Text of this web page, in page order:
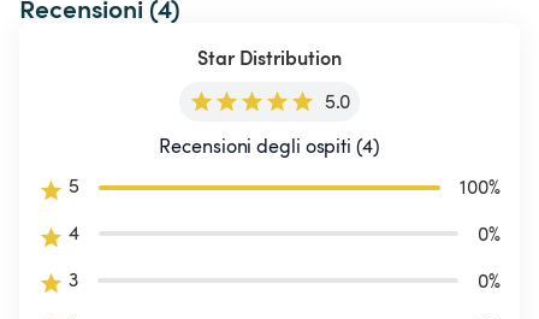
Recensioni (4)
Star Distribution
5.0
Recensioni degli ospiti (4)
5
100%
4
0%
3
0%